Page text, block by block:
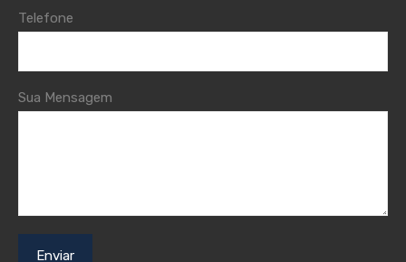
Telefone
Sua Mensagem